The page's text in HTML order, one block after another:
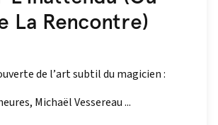
La Rencontre)
de l’art subtil du magicien :
Michaël Vessereau ...